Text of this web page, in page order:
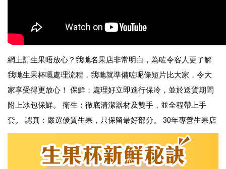
網上訂生果唔放心？我哋名果店非常明白，為咗令客人更了解
我哋生果杯嘅處理流程，我哋就準備咗呢條短片比大家，令大
家享受得更放心！ 保鮮：處理好立即進行保冷，並於送貨期間
附上冰包保鮮。 衛生：徹底清潔器材及雙手，並全程帶上手
套。 認真：嚴選優質生果，只保留最好部分。 30年專營生果店